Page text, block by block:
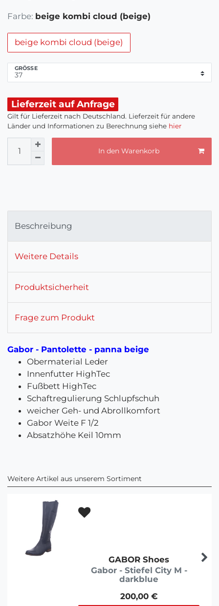
Farbe: beige kombi cloud (beige)
beige kombi cloud (beige)
GRÖSSE
Lieferzeit auf Anfrage
Gilt für Lieferzeit nach Deutschland. Lieferzeit für andere
Länder und Informationen zu Berechnung siehe hier
In den Warenkorb
Beschreibung
Weitere Details
Produktsicherheit
Frage zum Produkt
Gabor - Pantolette - panna beige
Obermaterial Leder
Innenfutter HighTec
Fußbett HighTec
Schaftregulierung Schlupfschuh
weicher Geh- und Abrollkomfort
Gabor Weite F 1/2
Absatzhöhe Keil 10mm
Weitere Artikel aus unserem Sortiment
GABOR Shoes
Gabor - Stiefel City M -
darkblue
200,00 €